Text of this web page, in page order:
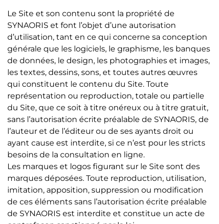
Le Site et son contenu sont la propriété de
SYNAORIS et font l’objet d’une autorisation
d’utilisation, tant en ce qui concerne sa conception
générale que les logiciels, le graphisme, les banques
de données, le design, les photographies et images,
les textes, dessins, sons, et toutes autres œuvres
qui constituent le contenu du Site. Toute
représentation ou reproduction, totale ou partielle
du Site, que ce soit à titre onéreux ou à titre gratuit,
sans l’autorisation écrite préalable de SYNAORIS, de
l’auteur et de l’éditeur ou de ses ayants droit ou
ayant cause est interdite, si ce n’est pour les stricts
besoins de la consultation en ligne.
Les marques et logos figurant sur le Site sont des
marques déposées. Toute reproduction, utilisation,
imitation, apposition, suppression ou modification
de ces éléments sans l’autorisation écrite préalable
de SYNAORIS est interdite et constitue un acte de